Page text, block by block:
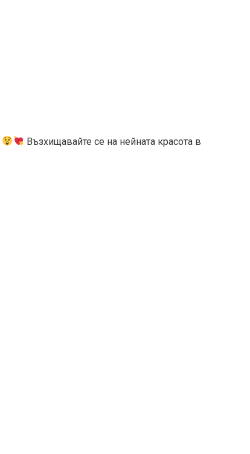
Възхищавайте се на нейната красота в